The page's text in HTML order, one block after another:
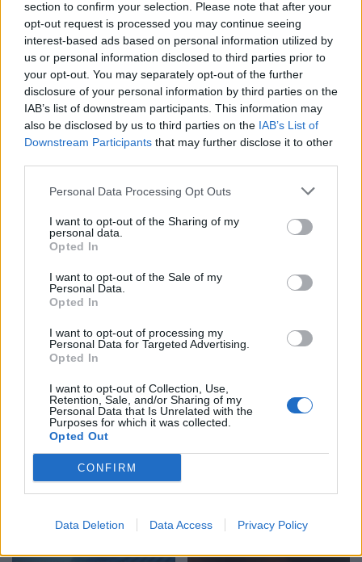
section to confirm your selection. Please note that after your
opt-out request is processed you may continue seeing
interest-based ads based on personal information utilized by
us or personal information disclosed to third parties prior to
your opt-out. You may separately opt-out of the further
disclosure of your personal information by third parties on the
IAB’s list of downstream participants. This information may
also be disclosed by us to third parties on the IAB’s List of
Downstream Participants that may further disclose it to other
Personal Data Processing Opt Outs
I want to opt-out of the Sharing of my
personal data.
Opted In
I want to opt-out of the Sale of my
Personal Data.
Opted In
I want to opt-out of processing my
Personal Data for Targeted Advertising.
Opted In
I want to opt-out of Collection, Use,
Retention, Sale, and/or Sharing of my
Personal Data that Is Unrelated with the
Purposes for which it was collected.
Opted Out
CONFIRM
Data Deletion Data Access Privacy Policy
Këmbimi valutor/ Me sa
blihen e shiten dollari dhe
euro, çfarë ndodh me
monedhat e tjera
Horoskopi 10 Gusht
2026/ Cilat janë shenjat
që favorizohen nga fati
Zelensky rikonfirmon në
Serbi qëndrimin për
Kosovën, deputeti
ukrainas: Gabim
diplomatik, Ukraina duhet
ta njohë
Vihet nën kontroll zjarri në
tokë dhe rreth 250 rrënjë
ullinj
Përfundon protesta e 71-
të qytetare, mesazhi i
qartë për qeverinë: “Nesër
më shumë”, kërkohet
largimi i Ramës
emocionon me dedikimin
për mbesën Ema: Jeta ime